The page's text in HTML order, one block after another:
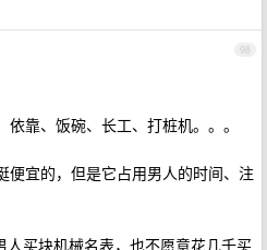
98
靠、饭碗、长工、打桩机。。。
便宜的，但是它占用男人的时间、注
买块机械名表，也不愿意花几千买